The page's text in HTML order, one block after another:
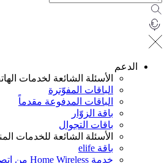
الأسئلة الشائعة لخدمات الهاتف
الباقات المفوّترة
الباقات المدفوعة مقدماً
باقة الزوّار
باقات التجوال
الأسئلة الشائعة للخدمات المنزلية